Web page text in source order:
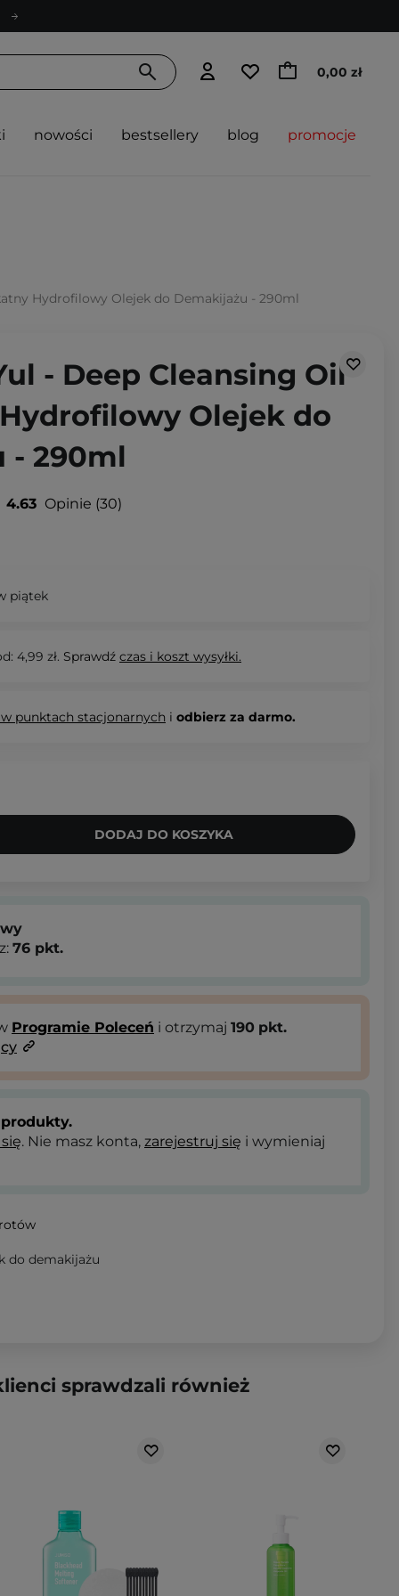
0,00 zł
nowości bestsellery blog promocje
Hydrofilowy Olejek do Demakijażu - 290ml
- Deep Cleansing Oil
Olejek do
- 290ml
4.63 Opinie 30
piątek
4,99 zł. Sprawdź czas i koszt wysyłki.
punktach stacjonarnych i odbierz za darmo.
DODAJ DO KOSZYKA
76 pkt.
Programie Poleceń i otrzymaj 190 pkt.
. Nie masz konta, zarejestruj się i wymieniaj
do demakijażu
sprawdzali również